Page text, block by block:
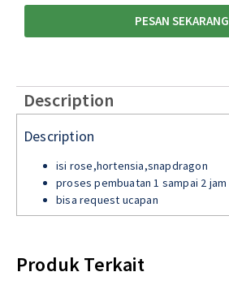
PESAN SEKARANG
Description
Description
isi rose,hortensia,snapdragon
proses pembuatan 1 sampai 2 jam
bisa request ucapan
Produk Terkait